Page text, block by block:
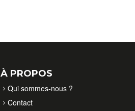
À PROPOS
Qui sommes-nous ?
Contact